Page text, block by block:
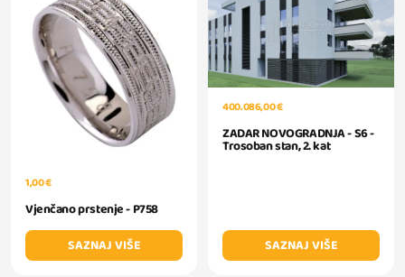
1,00 €
Vjenčano prstenje - P758
SAZNAJ VIŠE
400.086,00 €
ZADAR NOVOGRADNJA - S6 -
Trosoban stan, 2. kat
SAZNAJ VIŠE